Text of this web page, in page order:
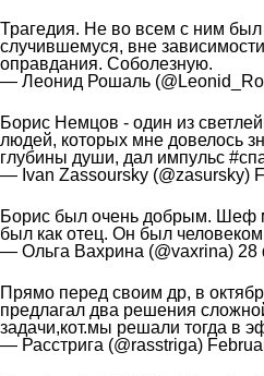
Трагедия. Не во всем с ним
случившемуся, вне
оправдания. Соболезную.
— Леонид Рошаль
Борис Немцов - один из
людей, которых мне довелось
глубины души, дал импульс
— Ivan Zassoursky (@zasursky)
Борис был очень добрым. Шеф
был как отец. Он был
— Ольга Вахрина (@vaxrina) 28
Прямо перед своим др, в
предлагал два решения
задачи,кот.мы решали тогда в
— Расстрига (@rasstriga)